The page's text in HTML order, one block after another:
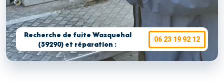
Recherche de fuite Wasquehal
(59290) et réparation :
06 23 19 92 12